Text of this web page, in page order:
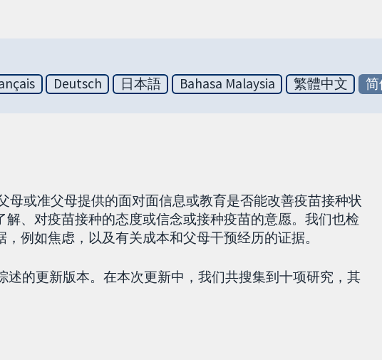
Deutsch 日本語 Bahasa Malaysia 繁體中文
母或准父母提供的面对面信息或教育是否能改善疫苗接种状
、对疫苗接种的态度或信念或接种疫苗的意愿。我们也检
例如焦虑，以及有关成本和父母干预经历的证据。
述的更新版本。在本次更新中，我们共搜集到十项研究，其